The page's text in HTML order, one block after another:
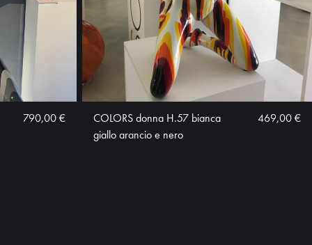
790,00 €
COLORS donna H.57 bianca
giallo arancio e nero
469,00 €